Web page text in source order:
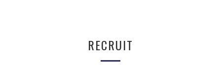
RECRUIT